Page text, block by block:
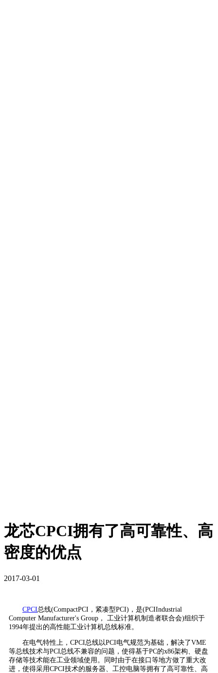
龙芯CPCI拥有了高可靠性、高
密度的优点
2017-03-01
CPCI总线(CompactPCI，紧凑型PCI)，是(PCIIndustrial
Computer Manufacturer's Group， 工业计算机制造者联合会)组织于
1994年提出的高性能工业计算机总线标准。
在电气特性上，CPCI总线以PCI电气规范为基础，解决了VME
等总线技术与PCI总线不兼容的问题，使得基于PC的x86架构、硬盘
存储等技术能在工业领域使用。同时由于在接口等地方做了重大改
进，使得采用CPCI技术的服务器、工控电脑等拥有了高可靠性、高